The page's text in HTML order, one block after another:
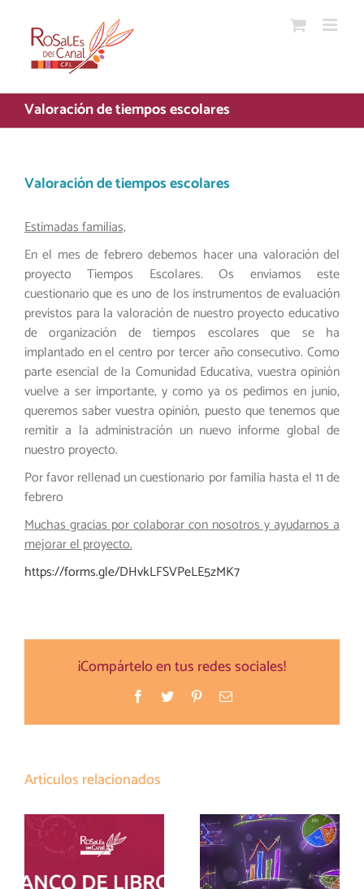
contenido
Valoración de tiempos escolares
Valoración de tiempos escolares
Estimadas familias,
En el mes de febrero debemos hacer una valoración del
proyecto Tiempos Escolares. Os enviamos este
cuestionario que es uno de los instrumentos de evaluación
previstos para la valoración de nuestro proyecto educativo
de organización de tiempos escolares que se ha
implantado en el centro por tercer año consecutivo. Como
parte esencial de la Comunidad Educativa, vuestra opinión
vuelve a ser importante, y como ya os pedimos en junio,
queremos saber vuestra opinión, puesto que tenemos que
remitir a la administración un nuevo informe global de
nuestro proyecto.
Por favor rellenad un cuestionario por familia hasta el 11 de
febrero
Muchas gracias por colaborar con nosotros y ayudarnos a
mejorar el proyecto.
https://forms.gle/DHvkLFSVPeLE5zMK7
¡Compártelo en tus redes sociales!
Facebook
Twitter PinterestCorreo
Artículos relacionados
LISTADO
MATERIALES
ESO BANCO
MATERIALES
CURRICULARES